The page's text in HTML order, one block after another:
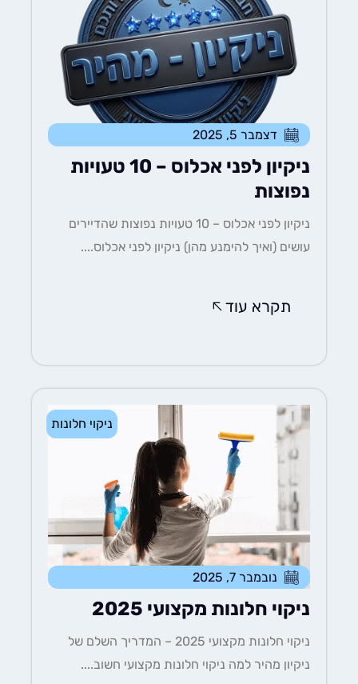
דצמבר 5, 2025
ניקיון לפני אכלוס – 10 טעויות
נפוצות
ניקיון לפני אכלוס – 10 טעויות נפוצות שהדיירים
עושים (ואיך להימנע מהן) ניקיון לפני אכלוס....
תקרא עוד
ניקוי חלונות
נובמבר 7, 2025
ניקוי חלונות מקצועי 2025
ניקוי חלונות מקצועי 2025 – המדריך השלם של
ניקיון מהיר למה ניקוי חלונות מקצועי חשוב....